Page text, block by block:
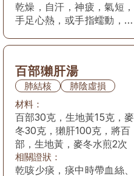
乾燥，自汗，神疲，氣短，
手足心熱，或手指蠕動，唇
百部獺肝湯
肺結核
肺陰虛損
材料：
百部30克，生地黃15克，麥
冬30克，獺肝100克，將百
部，生地黃，麥冬水煎2次
相關證狀：
乾咳少痰，痰中時帶血絲、